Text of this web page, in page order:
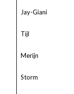
Jay-Giani
Tijl
Merijn
Storm